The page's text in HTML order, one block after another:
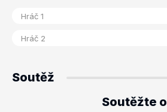
Soutěž
Soutěžte o